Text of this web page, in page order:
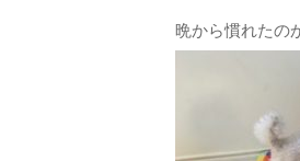
晩から慣れたの